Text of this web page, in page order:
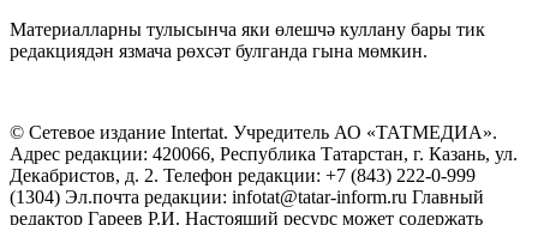
Материалларны тулысынча яки өлешчә куллану бары тик
редакциядән язмача рөхсәт булганда гына мөмкин.
© Сетевое издание Intertat. Учредитель АО «ТАТМЕДИА».
Адрес редакции: 420066, Республика Татарстан, г. Казань, ул.
Декабристов, д. 2. Телефон редакции: +7 (843) 222-0-999
(1304) Эл.почта редакции: infotat@tatar-inform.ru Главный
редактор Гареев Р.И. Настоящий ресурс может содержать